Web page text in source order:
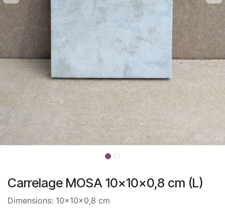
Carrelage MOSA 10x10x0,8 cm (L)
Dimensions: 10x10x0,8 cm